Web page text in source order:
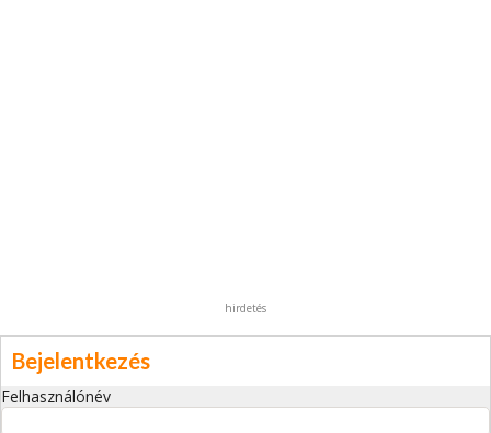
hirdetés
Bejelentkezés
Felhasználónév